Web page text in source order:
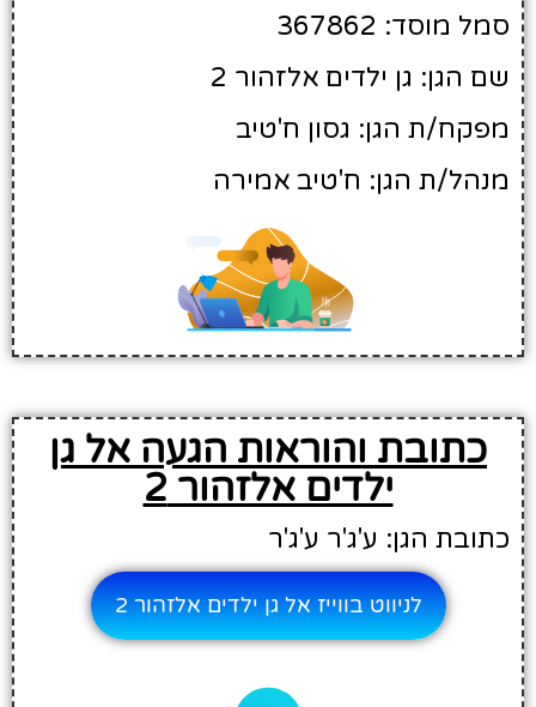
סמל מוסד: 367862
שם הגן: גן ילדים אלזהור 2
מפקח/ת הגן: גסון ח'טיב
מנהל/ת הגן: ח'טיב אמירה
כתובת והוראות הגעה אל גן
ילדים אלזהור 2
כתובת הגן: ע'ג'ר ע'ג'ר
לניווט בווייז אל גן ילדים אלזהור 2